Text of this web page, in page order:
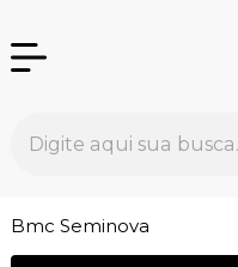
Bmc Seminova